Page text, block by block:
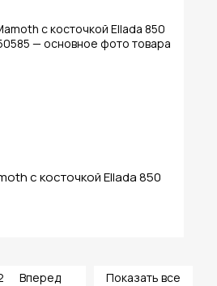
с косточкой Ellada 850
Вперед Показать все